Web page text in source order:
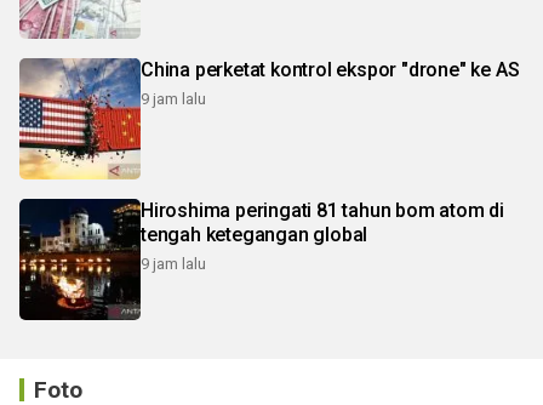
China perketat kontrol ekspor "drone" ke AS
9 jam lalu
Hiroshima peringati 81 tahun bom atom di
tengah ketegangan global
9 jam lalu
Foto